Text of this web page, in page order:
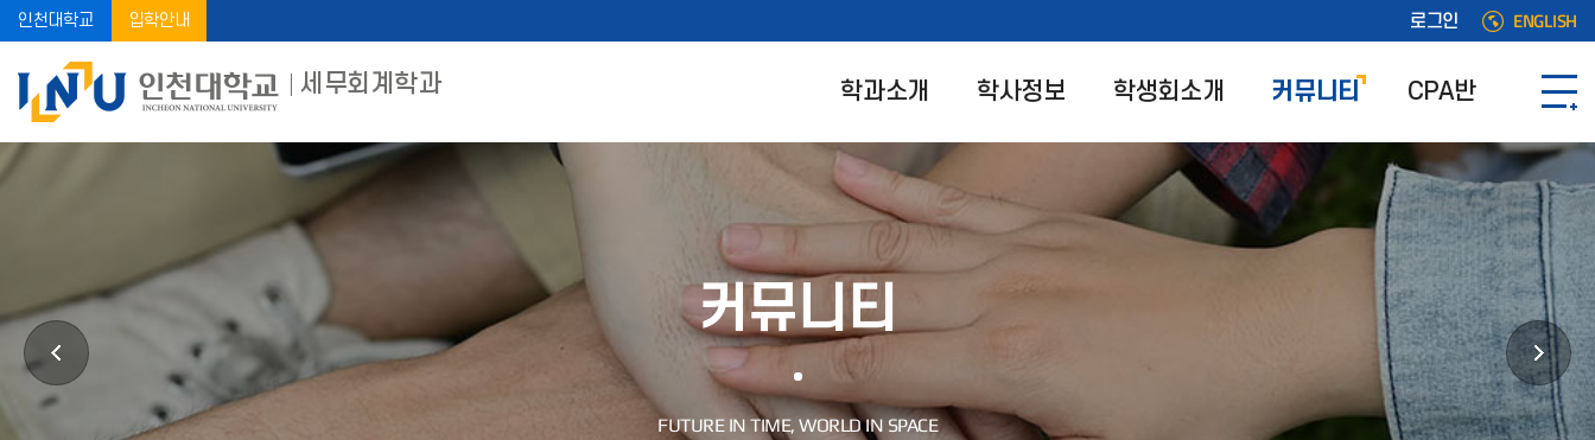
인천대학교 입학안내 로그인 ENGLISH
세무회계학과 학과소개 학사정보 학생회소개 커뮤니티 CPA반
커뮤니티